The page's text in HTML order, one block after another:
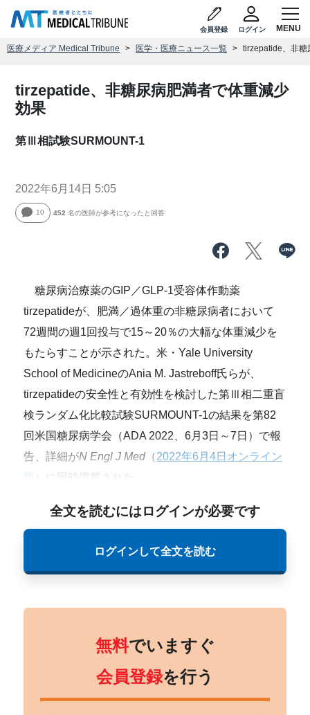
会員登録 ログイン
医療メディア Medical Tribune 医学・医療ニュース一覧 tirzepatide、非糖
tirzepatide、非糖尿病肥満者で体重減少
効果
第Ⅲ相試験SURMOUNT-1
2022年6月14日 5:05
10 452 名の医師が参考になったと回答
糖尿病治療薬のGIP／GLP-1受容体作動薬
tirzepatideが、肥満／過体重の非糖尿病者において
72週間の週1回投与で15～20％の大幅な体重減少を
もたらすことが示された。米・Yale University
School of MedicineのAnia M. Jastreboff氏らが、
tirzepatideの安全性と有効性を検討した第Ⅲ相二重盲
検ランダム化比較試験SURMOUNT-1の結果を第82
回米国糖尿病学会（ADA 2022、6月3日～7日）で報
告、詳細がN Engl J Med（2022年6月4日オンライン
版
）に同時掲載された。
全文を読むにはログインが必要です
ログインして全文を読む
無料でいますぐ
会員登録を行う